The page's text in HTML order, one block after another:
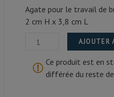
Agate pour le travail de
2 cm H x 3,8 cm L
AJOUTER
Ce produit est en
différée du reste